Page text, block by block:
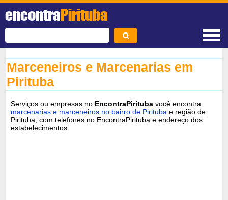
encontraPirituba
Marceneiros e Marcenarias em
Pirituba
Serviços ou empresas no EncontraPirituba você encontra
marcenarias e marceneiros no bairro de Pirituba e região de
Pirituba, com telefones no EncontraPirituba e endereço dos
estabelecimentos.